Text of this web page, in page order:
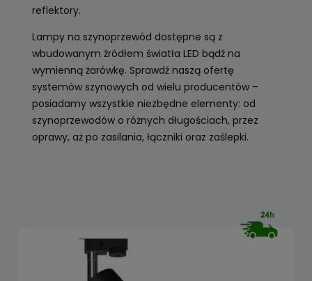
reflektory.
Lampy na szynoprzewód dostępne są z
wbudowanym źródłem światła LED bądź na
wymienną żarówkę. Sprawdź naszą ofertę
systemów szynowych od wielu producentów –
posiadamy wszystkie niezbędne elementy: od
szynoprzewodów o różnych długościach, przez
oprawy, aż po zasilania, łączniki oraz zaślepki.